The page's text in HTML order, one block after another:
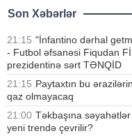
Son Xəbərlər
21:15 "İnfantino dərhal
- Futbol əfsanəsi Fiqudan
prezidentinə sərt TƏNQİD
21:15 Paytaxtın bu
qaz olmayacaq
21:00 Təkbaşına
yeni trendə çevrilir?